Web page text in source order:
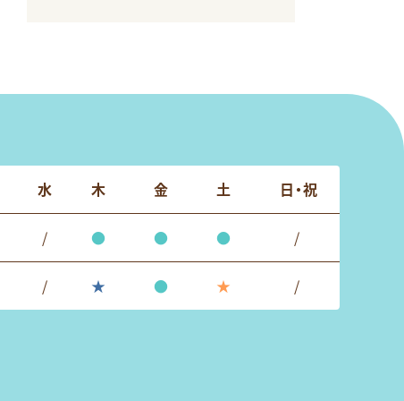
水 木 金 土 日・祝
/ ● ● ● /
/ ★ ● ★ /